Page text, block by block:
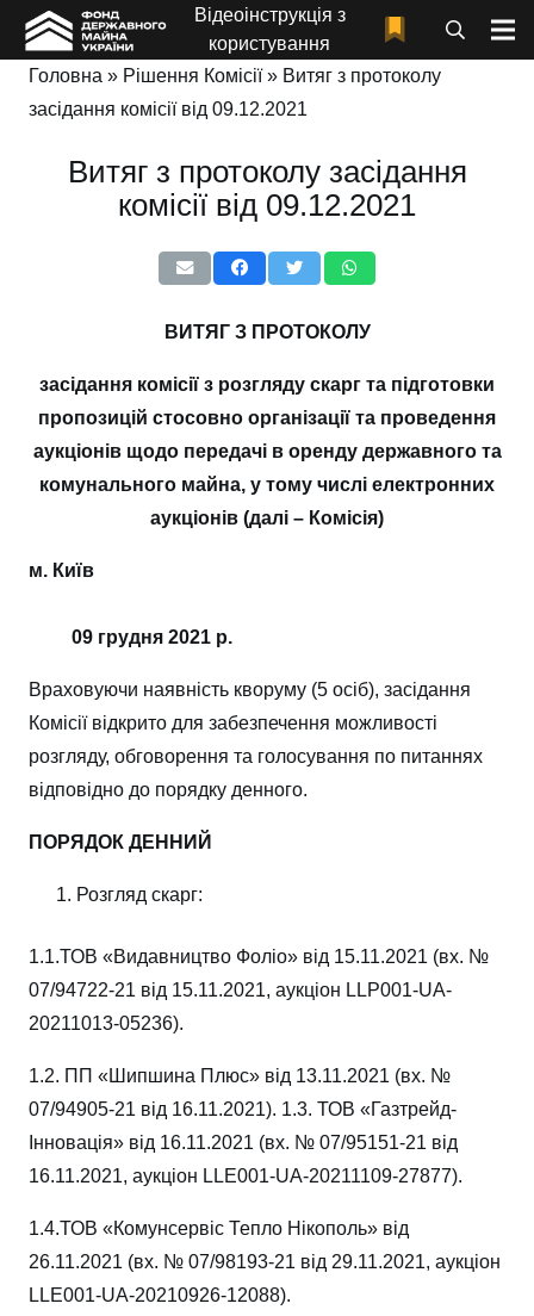
Відеоінструкція з
користування
Головна » Рішення Комісії» Витяг з протоколу
засідання комісії від 09.12.2021
Витяг з протоколу засідання
комісії від 09.12.2021
ВИТЯГ З ПРОТОКОЛУ
засідання комісії з розгляду скарг та підготовки
пропозицій стосовно організації та проведення
аукціонів щодо передачі в оренду державного та
комунального майна, у тому числі електронних
аукціонів (далі – Комісія)
м. Київ
09 грудня 2021 р.
Враховуючи наявність кворуму (5 осіб), засідання
Комісії відкрито для забезпечення можливості
розгляду, обговорення та голосування по питаннях
відповідно до порядку денного.
ПОРЯДОК ДЕННИЙ
Розгляд скарг:
1.1.ТОВ «Видавництво Фоліо» від 15.11.2021 (вх. №
07/94722-21 від 15.11.2021, аукціон LLP001-UA-
20211013-05236).
1.2. ПП «Шипшина Плюс» від 13.11.2021 (вх. №
07/94905-21 від 16.11.2021). 1.3. ТОВ «Газтрейд-
Інновація» від 16.11.2021 (вх. № 07/95151-21 від
16.11.2021, аукціон LLE001-UA-20211109-27877).
1.4.ТОВ «Комунсервіс Тепло Нікополь» від
26.11.2021 (вх. № 07/98193-21 від 29.11.2021, аукціон
LLE001-UA-20210926-12088).